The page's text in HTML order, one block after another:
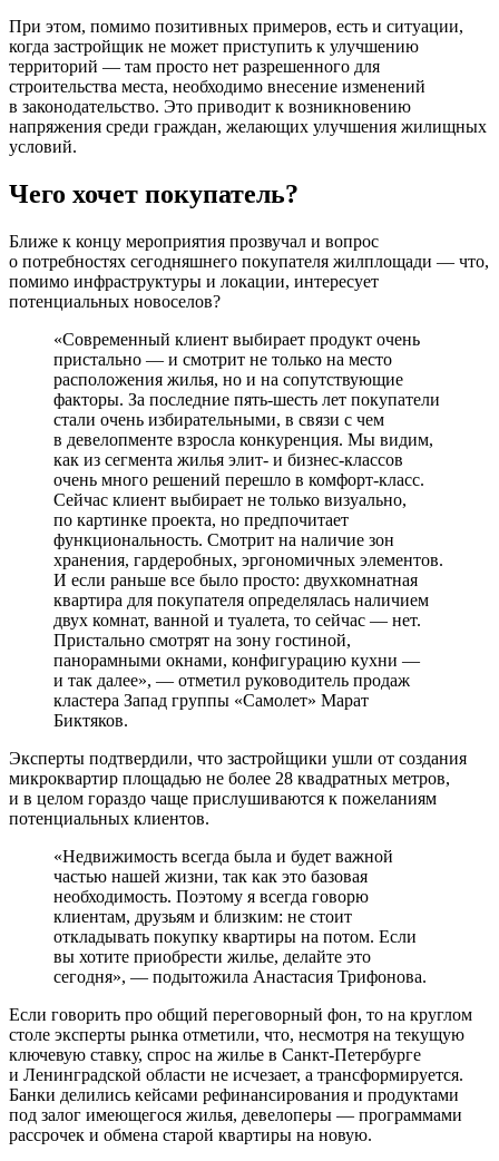
При этом, помимо позитивных примеров, есть и ситуации,
когда застройщик не может приступить к улучшению
территорий — там просто нет разрешенного для
строительства места, необходимо внесение изменений
в законодательство. Это приводит к возникновению
напряжения среди граждан, желающих улучшения жилищных
условий.
Чего хочет покупатель?
Ближе к концу мероприятия прозвучал и вопрос
о потребностях сегодняшнего покупателя жилплощади — что,
помимо инфраструктуры и локации, интересует
потенциальных новоселов?
«Современный клиент выбирает продукт очень
пристально — и смотрит не только на место
расположения жилья, но и на сопутствующие
факторы. За последние пять-шесть лет покупатели
стали очень избирательными, в связи с чем
в девелопменте взросла конкуренция. Мы видим,
как из сегмента жилья элит- и бизнес-классов
очень много решений перешло в комфорт-класс.
Сейчас клиент выбирает не только визуально,
по картинке проекта, но предпочитает
функциональность. Смотрит на наличие зон
хранения, гардеробных, эргономичных элементов.
И если раньше все было просто: двухкомнатная
квартира для покупателя определялась наличием
двух комнат, ванной и туалета, то сейчас — нет.
Пристально смотрят на зону гостиной,
панорамными окнами, конфигурацию кухни —
и так далее», — отметил руководитель продаж
кластера Запад группы «Самолет» Марат
Биктяков.
Эксперты подтвердили, что застройщики ушли от создания
микроквартир площадью не более 28 квадратных метров,
и в целом гораздо чаще прислушиваются к пожеланиям
потенциальных клиентов.
«Недвижимость всегда была и будет важной
частью нашей жизни, так как это базовая
необходимость. Поэтому я всегда говорю
клиентам, друзьям и близким: не стоит
откладывать покупку квартиры на потом. Если
вы хотите приобрести жилье, делайте это
сегодня», — подытожила Анастасия Трифонова.
Если говорить про общий переговорный фон, то на круглом
столе эксперты рынка отметили, что, несмотря на текущую
ключевую ставку, спрос на жилье в Санкт-Петербурге
и Ленинградской области не исчезает, а трансформируется.
Банки делились кейсами рефинансирования и продуктами
под залог имеющегося жилья, девелоперы — программами
рассрочек и обмена старой квартиры на новую.